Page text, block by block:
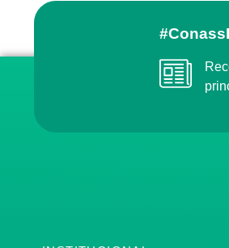
Receba o conteúdo semanal do Conass com as